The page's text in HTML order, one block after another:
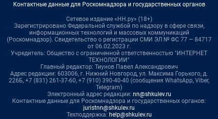
Контактные данные для Роскомнадзора и государственных органов
Сетевое издание «НН.ру» (18+)
Зарегистрировано Федеральной службой по надзору в сфере связи,
информационных технологий и массовых коммуникаций
(Роскомнадзор). Свидетельство о регистрации СМИ ЭЛ № ФС 77 — 84717
от 06.02.2023 г.
Учредитель: Общество с ограниченной ответственностью "ИНТЕРНЕТ
ТЕХНОЛОГИИ"
Главный редактор: Тиунов Павел Александрович
Адрес редакции: 603006, г. Нижний Новгород, ул. Максима Горького, д.
226Б, +7 (831) 261-37-60, +7 (910) 390-40-40 (сообщения WhatsApp, Viber,
Telegram)
Электронный адрес редакции: nn@shkulev.ru
Контактные данные для Роскомнадзора и государственных органов:
juristnn@shkulev.ru
Техподдержка: help@shkulev.ru